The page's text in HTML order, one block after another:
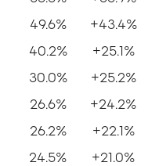
49.6%
+43.4%
40.2%
+25.1%
30.0%
+25.2%
26.6%
+24.2%
26.2%
+22.1%
24.5%
+21.0%